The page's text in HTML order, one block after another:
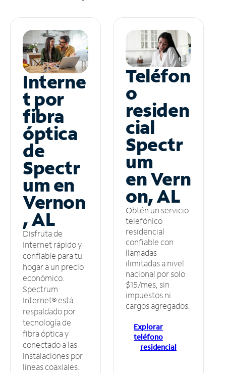
Interne
t por
fibra
óptica
de
Spectr
um en
Vernon
, AL
Disfruta de
Internet rápido y
confiable para tu
hogar a un precio
económico.
Spectrum
Internet® está
respaldado por
tecnología de
fibra óptica y
conectado a las
instalaciones por
líneas coaxiales.
Teléfon
o
residen
cial
Spectr
um
en Vern
on, AL
Obtén un servicio
telefónico
residencial
confiable con
llamadas
ilimitadas a nivel
nacional por solo
$15/mes, sin
impuestos ni
cargos agregados.
Explorar
teléfono
residencial